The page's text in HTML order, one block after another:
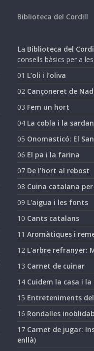
Biblioteca del Cordill
La Biblioteca del
consells bàsics per a
01 L’oli i l’oliva
02 Cançoneret de
03 Fem un hort
04 La cobla i la
05 Onomasticó: El
06 El pa i la farina
07 De l’hort al rebost
08 Cuina catalana
09 L'aigua i les fonts
10 Cants catalans
11 Aromàtiques i
12 L'arbre refranyer:
13 Carnet de cuinar
14 Cuidem la casa i
15 Entreteniments
16 Rondalles
17 Carnet de jugar:
enllà)